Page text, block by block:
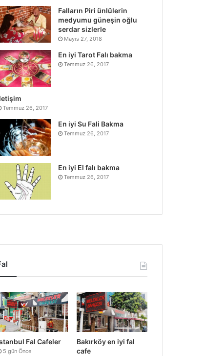
Falların Piri ünlülerin
medyumu güneşin oğlu
serdar sizlerle
Mayıs 27, 2018
En iyi Tarot Falı bakma
Temmuz 26, 2017
Temmuz 26, 2017
En iyi Su Fali Bakma
Temmuz 26, 2017
En iyi El falı bakma
Temmuz 26, 2017
Fal Cafeler
5 gün Önce
Bakırköy en iyi fal
cafe